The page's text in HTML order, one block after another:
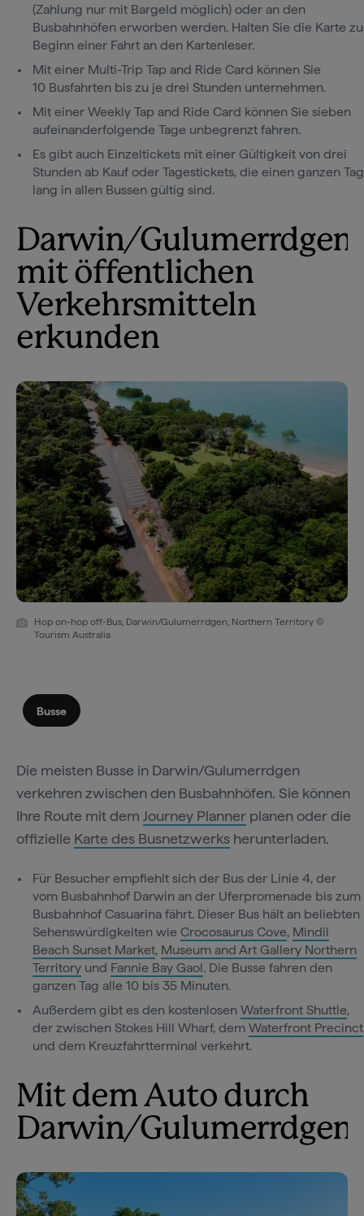
(Zahlung nur mit Bargeld möglich) oder an den
Busbahnhöfen erworben werden. Halten Sie die Karte zu
Beginn einer Fahrt an den Kartenleser.
Mit einer Multi-Trip Tap and Ride Card können Sie
10 Busfahrten bis zu je drei Stunden unternehmen.
Mit einer Weekly Tap and Ride Card können Sie sieben
aufeinanderfolgende Tage unbegrenzt fahren.
Es gibt auch Einzeltickets mit einer Gültigkeit von drei
Stunden ab Kauf oder Tagestickets, die einen ganzen Tag
lang in allen Bussen gültig sind.
Darwin/Gulumerrdgen
mit öffentlichen
Verkehrsmitteln
erkunden
Hop on-hop off-Bus, Darwin/Gulumerrdgen, Northern Territory ©
Tourism Australia
Busse
Die meisten Busse in Darwin/Gulumerrdgen
verkehren zwischen den Busbahnhöfen. Sie können
Ihre Route mit dem Journey Planner planen oder die
offizielle Karte des Busnetzwerks herunterladen.
Für Besucher empfiehlt sich der Bus der Linie 4, der
vom Busbahnhof Darwin an der Uferpromenade bis zum
Busbahnhof Casuarina fährt. Dieser Bus hält an beliebten
Sehenswürdigkeiten wie Crocosaurus Cove, Mindil
Beach Sunset Market, Museum and Art Gallery Northern
Territory und Fannie Bay Gaol. Die Busse fahren den
ganzen Tag alle 10 bis 35 Minuten.
Außerdem gibt es den kostenlosen Waterfront Shuttle,
der zwischen Stokes Hill Wharf, dem Waterfront Precinct
und dem Kreuzfahrtterminal verkehrt.
Mit dem Auto durch
Darwin/Gulumerrdgen